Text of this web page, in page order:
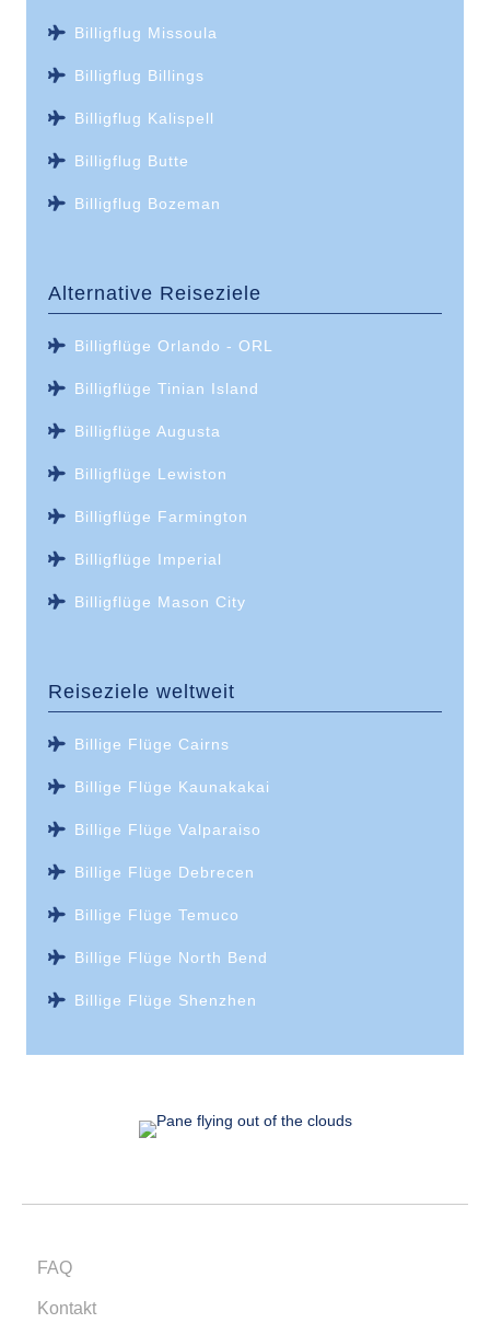
Billigflug Missoula
Billigflug Billings
Billigflug Kalispell
Billigflug Butte
Billigflug Bozeman
Alternative Reiseziele
Billigflüge Orlando - ORL
Billigflüge Tinian Island
Billigflüge Augusta
Billigflüge Lewiston
Billigflüge Farmington
Billigflüge Imperial
Billigflüge Mason City
Reiseziele weltweit
Billige Flüge Cairns
Billige Flüge Kaunakakai
Billige Flüge Valparaiso
Billige Flüge Debrecen
Billige Flüge Temuco
Billige Flüge North Bend
Billige Flüge Shenzhen
FAQ
Kontakt